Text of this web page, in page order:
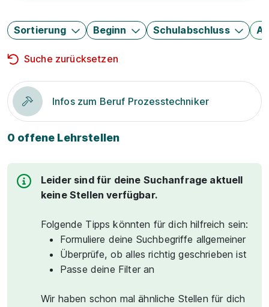
Sortierung Beginn Schulabschluss
Suche zurücksetzen
Infos zum Beruf Prozesstechniker
0 offene Lehrstellen
Leider sind für deine Suchanfrage aktuell
keine Stellen verfügbar.
Folgende Tipps könnten für dich hilfreich sein:
Formuliere deine Suchbegriffe allgemeiner
Überprüfe, ob alles richtig geschrieben ist
Passe deine Filter an
Wir haben schon mal ähnliche Stellen für dich